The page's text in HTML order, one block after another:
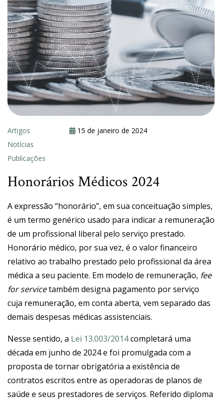
Artigos
Notícias
Publicações
15 de janeiro de 2024
Honorários Médicos 2024
A expressão “honorário”, em sua conceituação simples,
é um termo genérico usado para indicar a remuneração
de um profissional liberal pelo serviço prestado.
Honorário médico, por sua vez, é o valor financeiro
relativo ao trabalho prestado pelo profissional da área
médica a seu paciente. Em modelo de remuneração, fee
for servicetambém designa pagamento por serviço
cuja remuneração, em conta aberta, vem separado das
demais despesas médicas assistenciais.
Nesse sentido, a Lei 13.003/2014completará uma
década em junho de 2024 e foi promulgada com a
proposta de tornar obrigatória a existência de
contratos escritos entre as operadoras de planos de
saúde e seus prestadores de serviços. Referido diploma